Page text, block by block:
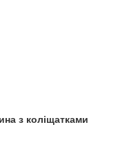
з коліщатками